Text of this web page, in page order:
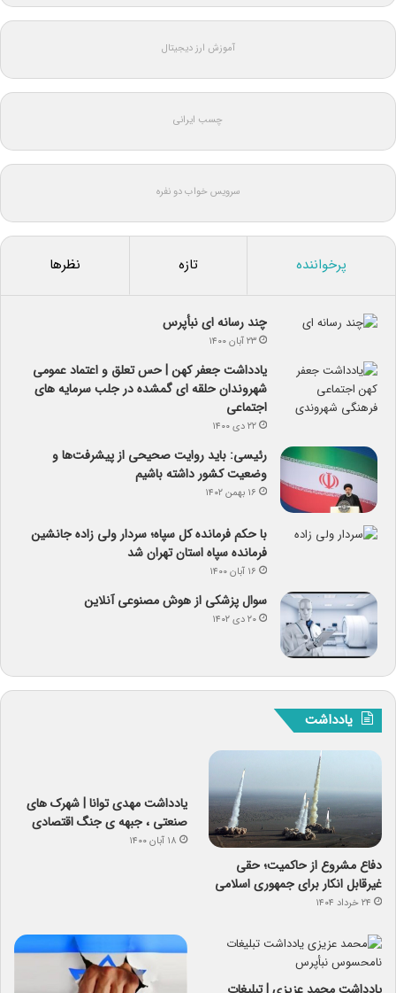
آموزش ارز دیجیتال
چسب ایرانی
سرویس خواب دو نفره
پرخواننده تازه نظرها
چند رسانه ای نبأپرس
۲۳ آبان ۱۴۰۰
یادداشت جعفر کهن | حس تعلق و اعتماد عمومی
شهروندان حلقه ای گمشده در جلب سرمایه های
اجتماعی
۲۲ دی ۱۴۰۰
رئیسی: باید روایت صحیحی از پیشرفت‌ها و
وضعیت کشور داشته باشیم
۱۶ بهمن ۱۴۰۲
با حکم فرمانده کل سپاه؛ سردار ولی زاده جانشین
فرمانده سپاه استان تهران شد
۱۶ آبان ۱۴۰۰
سوال پزشکی از هوش مصنوعی آنلاین
۲۰ دی ۱۴۰۲
یادداشت
دفاع مشروع از حاکمیت؛ حقی
غیرقابل انکار برای جمهوری اسلامی
۲۴ خرداد ۱۴۰۴
یادداشت مهدی توانا | شهرک های
صنعتی ، جبهه ی جنگ اقتصادی
۱۸ آبان ۱۴۰۰